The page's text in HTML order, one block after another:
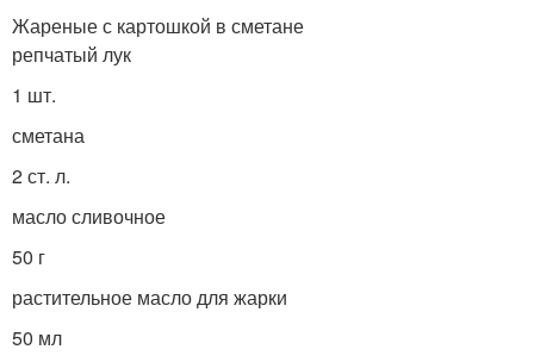
Жареные с картошкой в сметане
репчатый лук
1 шт.
сметана
2 ст. л.
масло сливочное
50 г
растительное масло для жарки
50 мл